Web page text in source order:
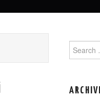
for:
ARCHIVI